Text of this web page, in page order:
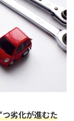
劣化が進むた